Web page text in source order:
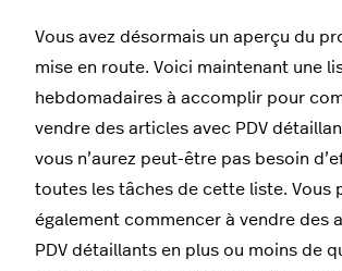
Vous avez désormais un aperçu du
mise en route. Voici maintenant une
hebdomadaires à accomplir pour
vendre des articles avec PDV
vous n’aurez peut-être pas besoin
toutes les tâches de cette liste. Vous
également commencer à vendre des
PDV détaillants en plus ou moins de